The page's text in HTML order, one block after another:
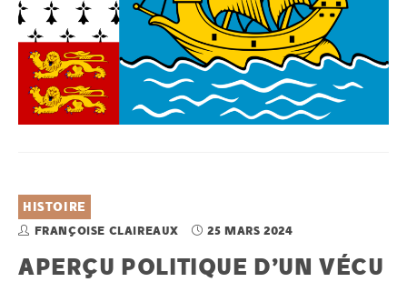
HISTOIRE
FRANÇOISE CLAIREAUX 25 MARS 2024
APERÇU POLITIQUE D’UN VÉCU